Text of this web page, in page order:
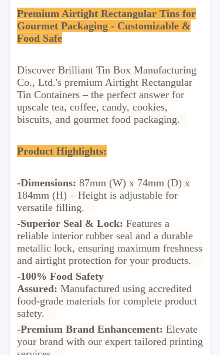
Premium Airtight Rectangular Tins for
Gourmet Packaging - Customizable &
Food Safe
Discover Brilliant Tin Box Manufacturing
Co., Ltd.'s premium Airtight Rectangular
Tin Containers – the perfect answer for
upscale tea, coffee, candy, cookies,
biscuits, and gourmet food packaging.
Product Highlights:
-Dimensions: 87mm (W) x 74mm (D) x
184mm (H) – Height is adjustable for
versatile filling.
-Superior Seal & Lock: Features a
reliable interior rubber seal and a durable
metallic lock, ensuring maximum freshness
and airtight protection for your products.
-100% Food Safety
Assured: Manufactured using accredited
food-grade materials for complete product
safety.
-Premium Brand Enhancement: Elevate
your brand with our expert tailored printing